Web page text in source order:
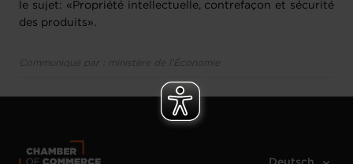
le sujet: «Propriété intellectuelle, contrefaçon et sécurité
des produits».
Communiqué par : ministère de l’Économie